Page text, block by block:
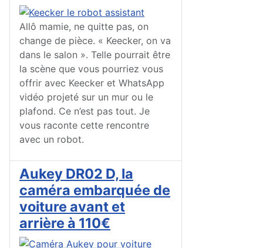
Allô mamie, ne quitte pas, on
change de pièce. « Keecker, on va
dans le salon ». Telle pourrait être
la scène que vous pourriez vous
offrir avec Keecker et WhatsApp
vidéo projeté sur un mur ou le
plafond. Ce n’est pas tout. Je
vous raconte cette rencontre
avec un robot.
Aukey DR02 D, la
caméra embarquée de
voiture avant et
arrière à 110€